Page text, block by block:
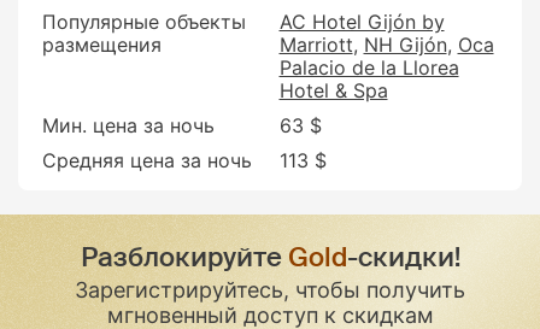
Популярные объекты
размещения
AC Hotel Gijón by
Marriott NH Gijón Oca
Palacio de la Llorea
Hotel & Spa
Мин. цена за ночь
63 $
Средняя цена за ночь
113 $
Разблокируйте Gold-скидки!
Зарегистрируйтесь, чтобы получить
мгновенный доступ к скидкам